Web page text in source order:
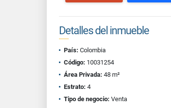
Detalles del inmueble
País: Colombia
Código: 10031254
Área Privada: 48 m²
Estrato: 4
Tipo de negocio: Venta